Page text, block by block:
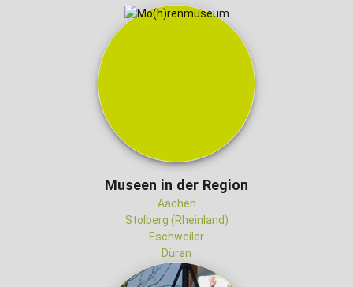
Museen in der Region
Aachen
Stolberg (Rheinland)
Eschweiler
Düren